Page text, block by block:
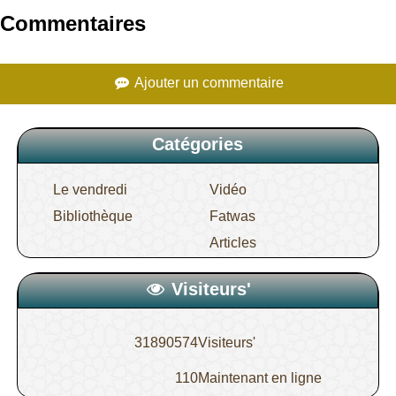
Commentaires
Ajouter un commentaire
Catégories
Vidéo
Le vendredi
Fatwas
Bibliothèque
Articles
Visiteurs'
Visiteurs'
31890574
Maintenant en ligne
110